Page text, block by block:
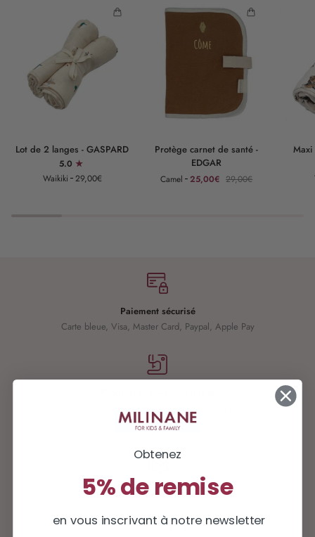
de
Lot de 2 langes - GASPARD
5.0
Waikiki
29,00€
Protège
carnet
santé
Protège carnet de santé -
EDGAR
Camel 25,00€ 29,00€
lange
Maxi
Paiement sécurisé
Carte bleue, Visa, Master Card, Paypal, Apple Pay
Accessoires fabriqués avec amour au Portugal
100% coton certifié
Livraison gratuite dès 100€
avec Mondial Relay
Obtenez
5% de remise
en vous inscrivant à notre newsletter